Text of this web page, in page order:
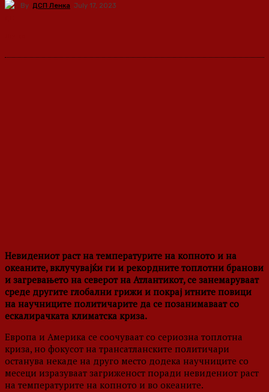
By ДСП Ленка July 17, 2023
Невидениот раст на температурите на копното и на
океаните, вклучувајќи ги и рекордните топлотни бранови
и загревањето на северот на Атлантикот, се занемаруваат
среде другите глобални грижи и покрај итните повици
на научниците политичарите да се позанимаваат со
ескалирачката климатска криза.
Европа и Америка се соочуваат со сериозна топлотна
криза, но фокусот на трансатланските политичари
останува некаде на друго место додека научниците со
месеци изразуваат загриженост поради невидениот раст
на температурите на копното и во океаните.